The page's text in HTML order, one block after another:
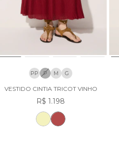
PP P M G
VESTIDO CINTIA TRICOT VINHO
R$ 1.198